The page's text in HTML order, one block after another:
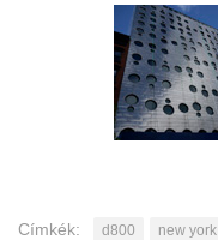
Címkék: d800 new york